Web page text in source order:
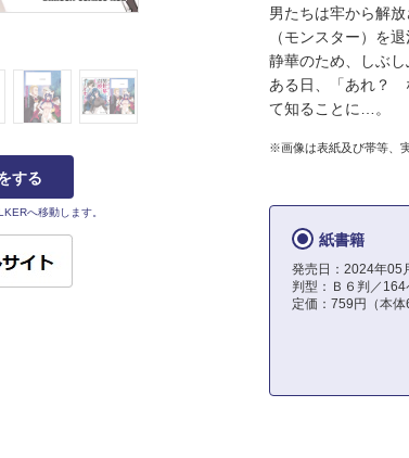
する
へ移動します。
男たちは牢から解
（モンスター）を
静華のため、しぶ
ある日、「あれ？
て知ることに…。
※画像は表紙及び帯等、
紙書籍
発売日：2024年05
判型：Ｂ６判／164
定価：759円（本体